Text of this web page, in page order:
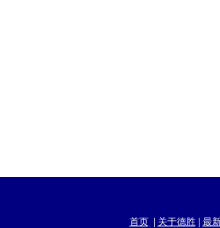
首页 | 关于德胜| 最